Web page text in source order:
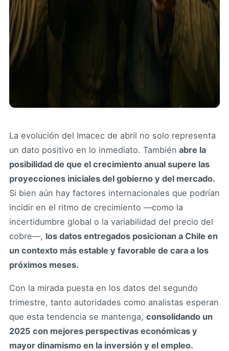
La evolución del Imacec de abril no solo representa
un dato positivo en lo inmediato. También abre la
posibilidad de que el crecimiento anual supere las
proyecciones iniciales del gobierno y del mercado.
Si bien aún hay factores internacionales que podrían
incidir en el ritmo de crecimiento —como la
incertidumbre global o la variabilidad del precio del
cobre—, los datos entregados posicionan a Chile en
un contexto más estable y favorable de cara a los
próximos meses.
Con la mirada puesta en los datos del segundo
trimestre, tanto autoridades como analistas esperan
que esta tendencia se mantenga, consolidando un
2025 con mejores perspectivas económicas y
mayor dinamismo en la inversión y el empleo.